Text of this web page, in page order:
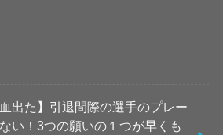
血出た】引退間際の選手のプレー
い！3つの願いの１つが早くも